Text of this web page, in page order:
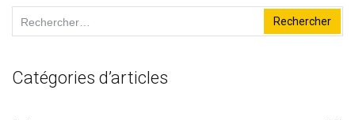
Rechercher :
Catégories d’articles